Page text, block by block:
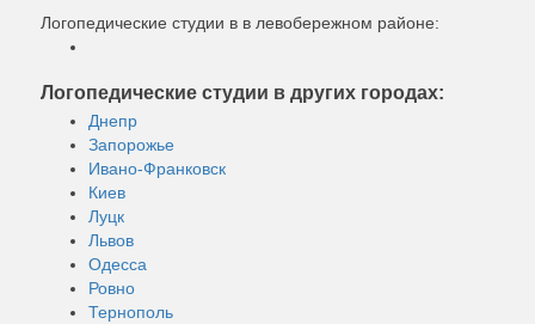
Логопедические студии в в левобережном районе:
Логопедические студии в других городах:
Днепр
Запорожье
Ивано-Франковск
Киев
Луцк
Львов
Одесса
Ровно
Тернополь